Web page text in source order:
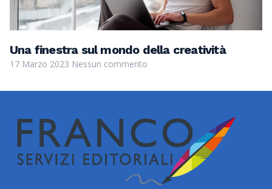
Una finestra sul mondo della creatività
17 Marzo 2023 Nessun commento